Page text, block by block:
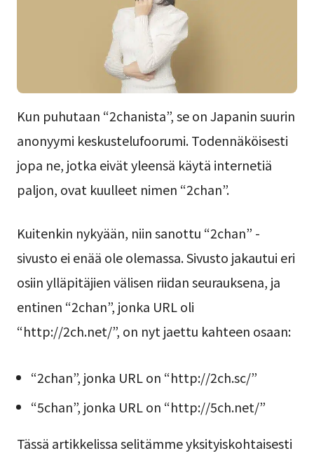
Kun puhutaan “2chanista”, se on Japanin suurin
anonyymi keskustelufoorumi. Todennäköisesti
jopa ne, jotka eivät yleensä käytä internetiä
paljon, ovat kuulleet nimen “2chan”.
Kuitenkin nykyään, niin sanottu “2chan” -
sivusto ei enää ole olemassa. Sivusto jakautui eri
osiin ylläpitäjien välisen riidan seurauksena, ja
entinen “2chan”, jonka URL oli
“http://2ch.net/”, on nyt jaettu kahteen osaan:
“2chan”, jonka URL on “http://2ch.sc/”
“5chan”, jonka URL on “http://5ch.net/”
Tässä artikkelissa selitämme yksityiskohtaisesti